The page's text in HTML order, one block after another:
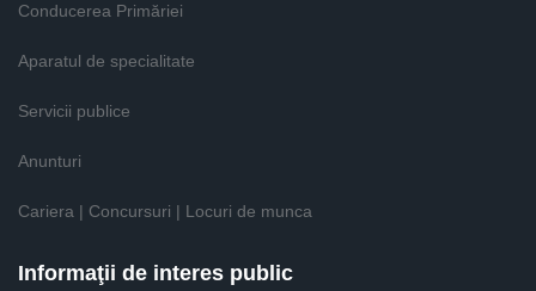
Conducerea Primăriei
Aparatul de specialitate
Servicii publice
Anunturi
Cariera | Concursuri | Locuri de munca
Informaţii de interes public